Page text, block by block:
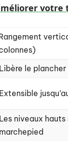
votre
Libère le
Extensible
Les niveaux
marchepied